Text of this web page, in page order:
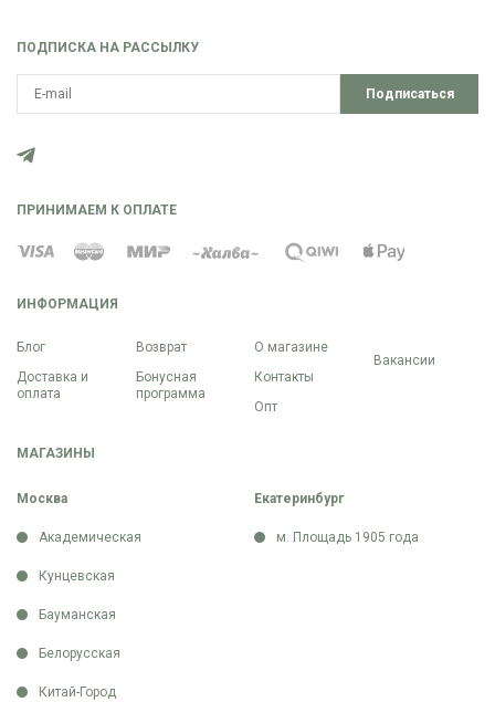
ИНФОРМАЦИЯ
Блог
Доставка и
оплата
Возврат
Бонусная
программа
О магазине
Контакты
Опт
Вакансии
МАГАЗИНЫ
Москва
Академическая
Кунцевская
Бауманская
Белорусская
Китай-Город
Екатеринбург
м. Площадь 1905 года
ПОДПИСКА НА РАССЫЛКУ
Подписаться
ПРИНИМАЕМ К ОПЛАТЕ